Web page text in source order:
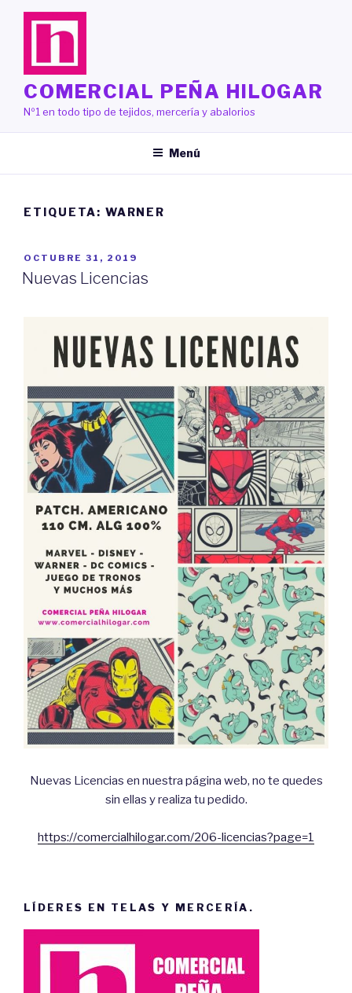
Saltar
COMERCIAL PEÑA HILOGAR
Nº1 en todo tipo de tejidos, mercería y abalorios
Menú
ETIQUETA: WARNER
PUBLICADO
EL
OCTUBRE 31, 2019
Nuevas Licencias
Nuevas Licencias en nuestra página web, no te quedes
sin ellas y realiza tu pedido.
https://comercialhilogar.com/206-licencias?page=1
LÍDERES EN TELAS Y MERCERÍA.